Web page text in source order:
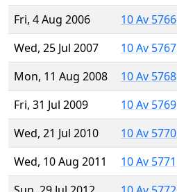
Fri, 4 Aug 2006
10 Av 5766
Wed, 25 Jul 2007
10 Av 5767
Mon, 11 Aug 2008
10 Av 5768
Fri, 31 Jul 2009
10 Av 5769
Wed, 21 Jul 2010
10 Av 5770
Wed, 10 Aug 2011
10 Av 5771